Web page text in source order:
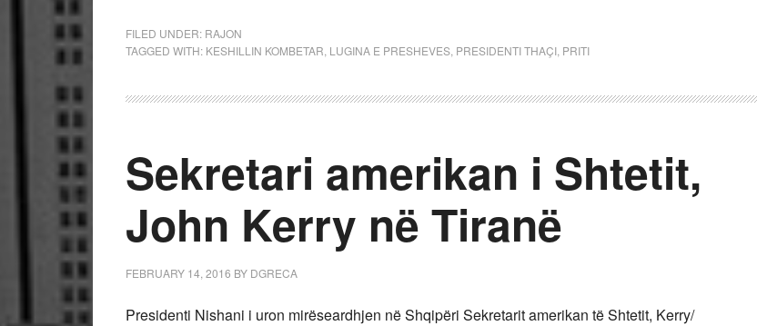
FILED UNDER: RAJON
TAGGED WITH: KESHILLIN KOMBETAR LUGINA E PRESHEVES PRESIDENTI THAÇI PRITI
Sekretari amerikan i Shtetit,
John Kerry në Tiranë
FEBRUARY 14, 2016 BY DGRECA
Presidenti Nishani i uron mirëseardhjen në Shqipëri Sekretarit amerikan të Shtetit, Kerry/